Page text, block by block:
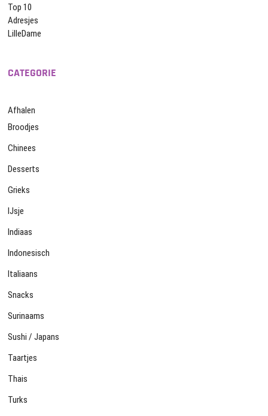
Top 10
Adresjes
LilleDame
CATEGORIE
Afhalen
Broodjes
Chinees
Desserts
Grieks
IJsje
Indiaas
Indonesisch
Italiaans
Snacks
Surinaams
Sushi / Japans
Taartjes
Thais
Turks